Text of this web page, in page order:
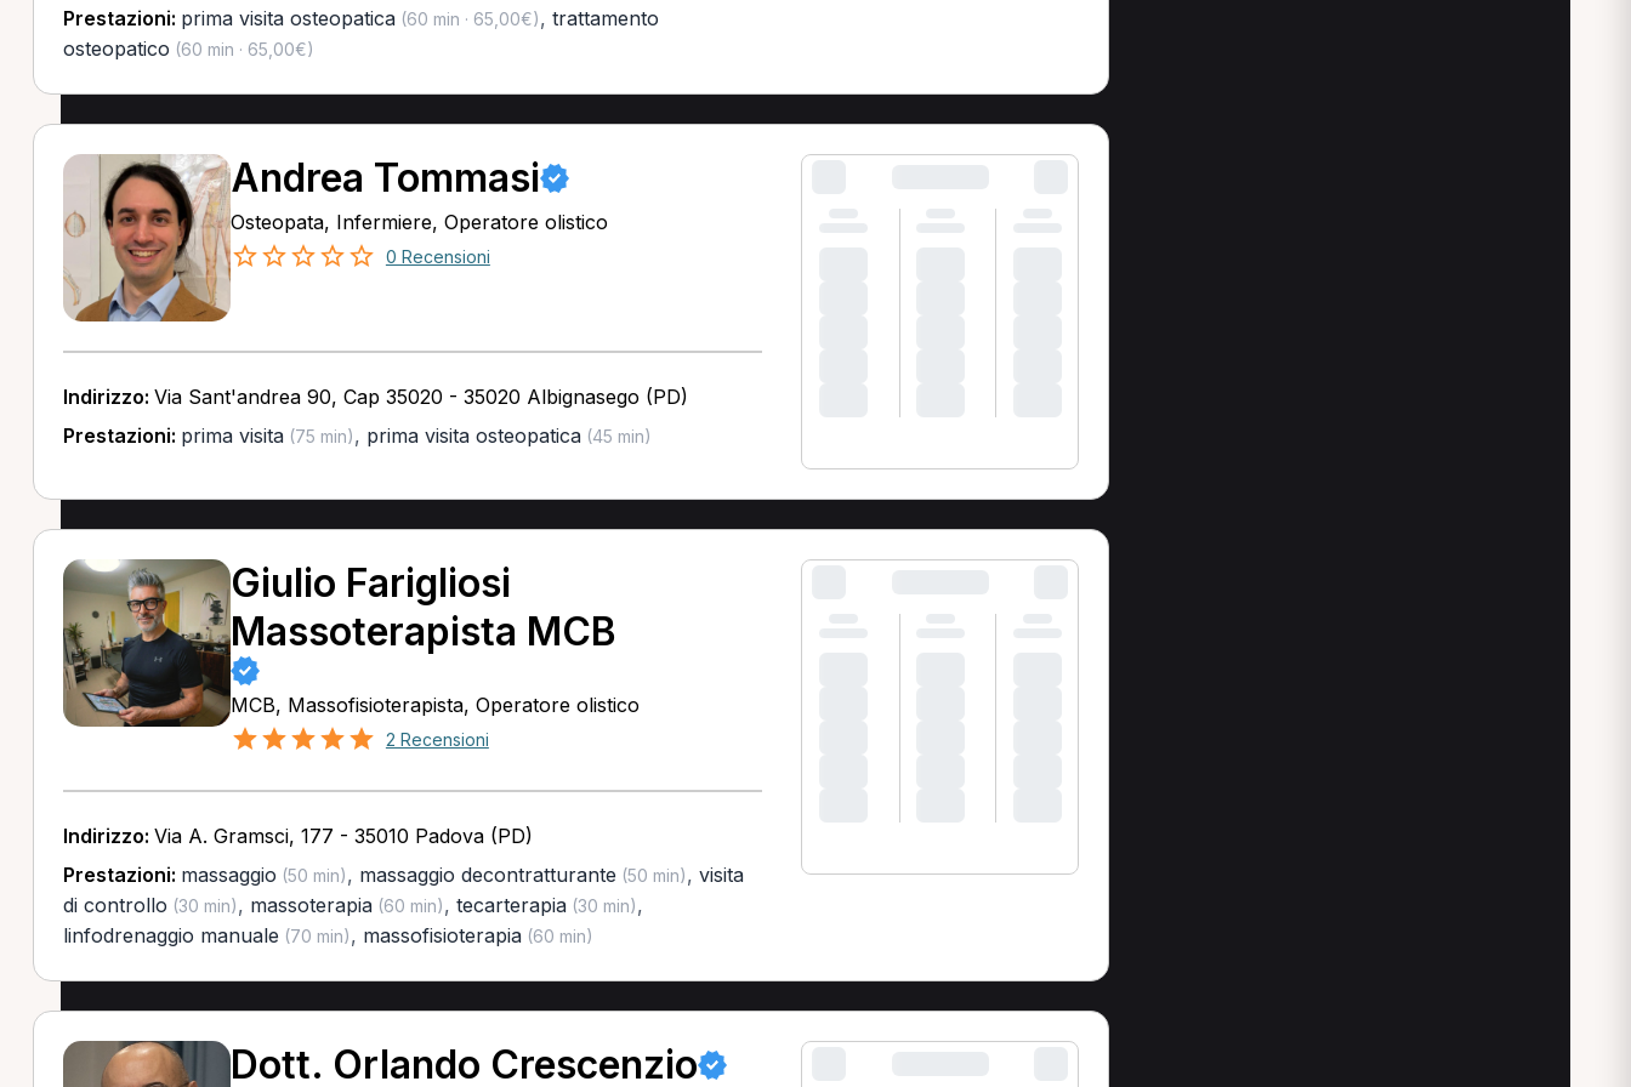
Prestazioni: prima visita osteopatica(60 min · 65,00€), trattamento
osteopatico (60 min · 65,00€)
Andrea Tommasi
Osteopata, Infermiere, Operatore olistico
0 Recensioni
Indirizzo: Via Sant'andrea 90, Cap 35020 - 35020 Albignasego (PD)
Prestazioni: prima visita(75 min), prima visita osteopatica(45 min)
Giulio Farigliosi
Massoterapista MCB
MCB, Massofisioterapista, Operatore olistico
2 Recensioni
Indirizzo: Via A. Gramsci, 177 - 35010 Padova (PD)
Prestazioni: massaggio (50 min), massaggio decontratturante (50 min), visita
di controllo (30 min), massoterapia(60 min), tecarterapia(30 min),
linfodrenaggio manuale (70 min), massofisioterapia(60 min)
Dott. Orlando Crescenzio